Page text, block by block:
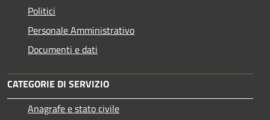
Politici
Personale Amministrativo
Documenti e dati
CATEGORIE DI SERVIZIO
Anagrafe e stato civile